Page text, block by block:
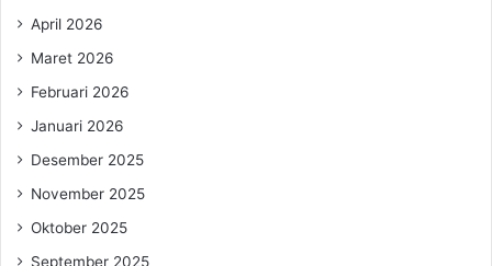
April 2026
Maret 2026
Februari 2026
Januari 2026
Desember 2025
November 2025
Oktober 2025
September 2025